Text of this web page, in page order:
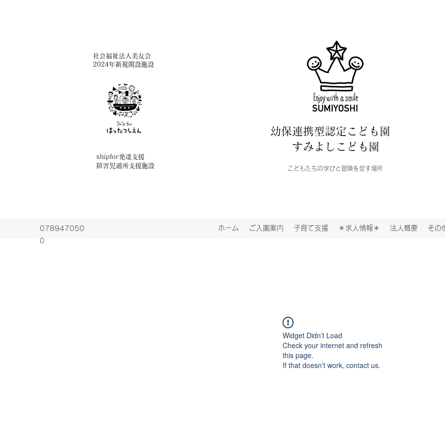
​社会福祉法人美友会
2024年新規開設施設
shipfor発達支援
障害児通所支援施設
幼保連携型認定こども園
すみよしこども園
こどもたちの学びと冒険を促す場所
078947050
0
ホーム ご入園案内 子育て支援 ＊求人情報＊ 法人概要 その
Widget Didn’t Load
Check your internet and refresh
this page.
If that doesn’t work, contact us.